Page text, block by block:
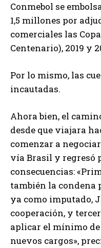
Conmebol se
1,5 millones por
comerciales las
Centenario), 2019 y
Por lo mismo, las
incautadas.
Ahora bien, el
desde que viajara
comenzar a
vía Brasil y regresó
consecuencias:
también la condena
ya como imputado,
cooperación, y
aplicar el mínimo
nuevos cargos»,